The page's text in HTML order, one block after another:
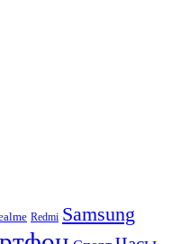
Redmi Samsung